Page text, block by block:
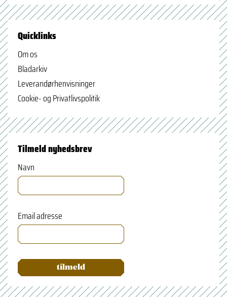
Quicklinks
Om os
Bladarkiv
Leverandørhenvisninger
Cookie- og Privatlivspolitik
Tilmeld nyhedsbrev
Navn
Email adresse